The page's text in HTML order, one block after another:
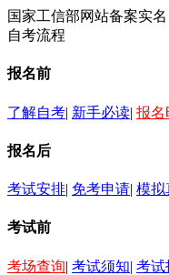
国家工信部网站备案实
自考流程
报名前
了解自考| 新手必读| 报名
报名后
考试安排| 免考申请| 模拟
考试前
考场查询| 考试须知| 考试